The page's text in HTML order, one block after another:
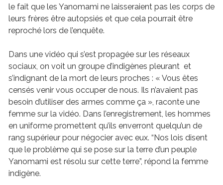
le fait que les Yanomami ne laisseraient pas les corps de
leurs frères être autopsiés et que cela pourrait être
reproché lors de l’enquête.
Dans une vidéo qui s’est propagée sur les réseaux
sociaux, on voit un groupe d’indigènes pleurant et
s’indignant de la mort de leurs proches : « Vous êtes
censés venir vous occuper de nous. Ils n’avaient pas
besoin d’utiliser des armes comme ça », raconte une
femme sur la vidéo. Dans l’enregistrement, les hommes
en uniforme promettent qu’ils enverront quelqu’un de
rang supérieur pour négocier avec eux. “Nos lois disent
que le problème qui se pose sur la terre d’un peuple
Yanomami est résolu sur cette terre”, répond la femme
indigène.